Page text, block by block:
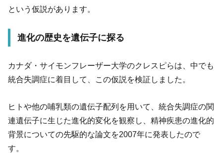
という仮説があります。
進化の歴史を遺伝子に探る
カナダ・サイモンフレーザー大学のクレスピらは、中でも
統合失調症に着目して、この仮説を検証しました。
ヒトや他の哺乳類の遺伝子配列を用いて、統合失調症の関
連遺伝子に生じた進化的変化を観察し、精神疾患の進化的
背景についての先駆的な論文を2007年に発表したので
す。